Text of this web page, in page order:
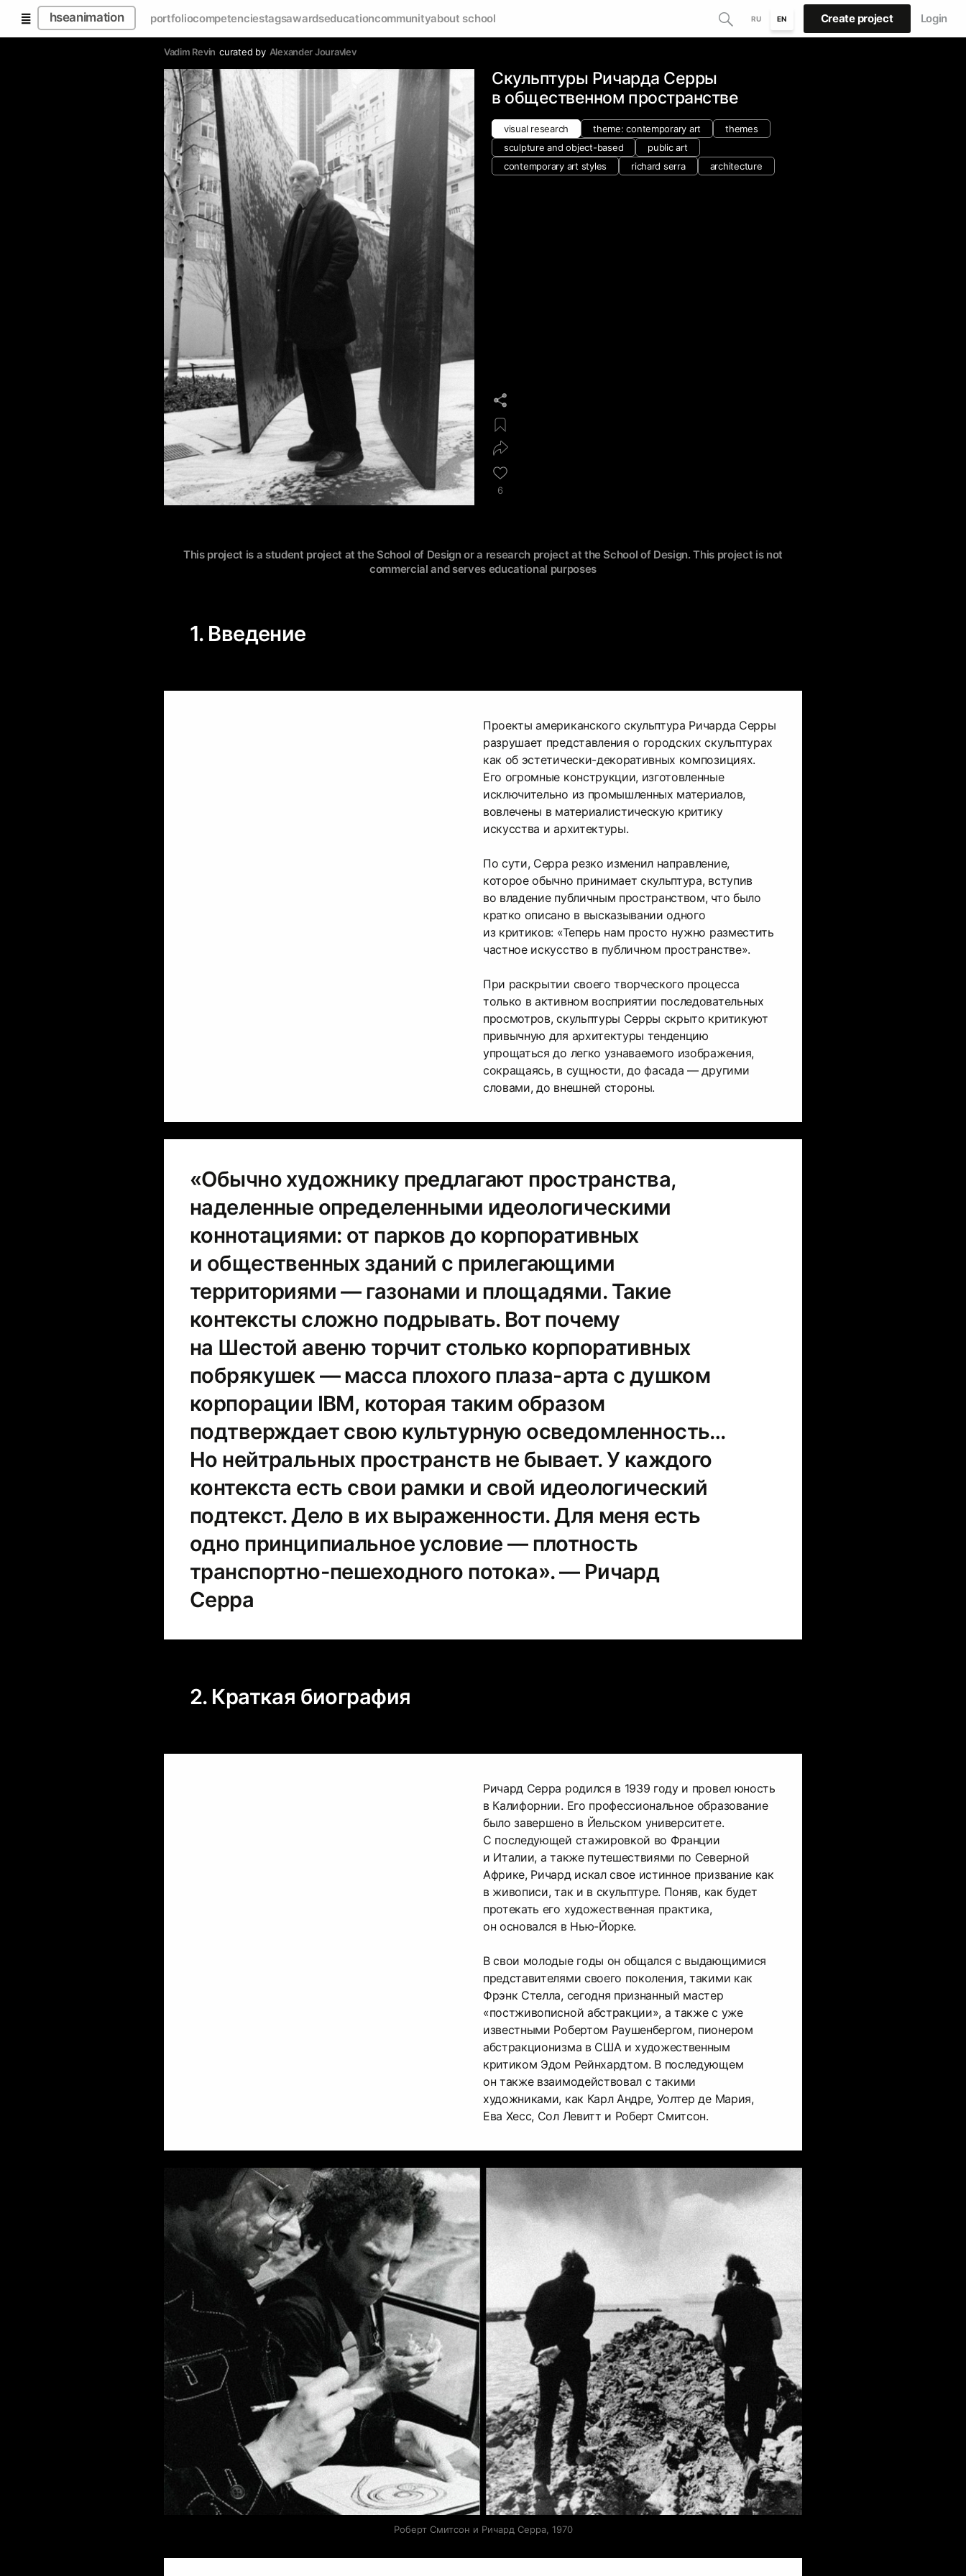
hseanimation portfoliocompetenciestagsawardseducationcommunityabout school RU EN Create project Login
Vadim Revin curated by Alexander Jouravlev
Скульптуры Ричарда Серры
в общественном пространстве
visual research theme: contemporary art
themes
sculpture and object-based
public art
contemporary art styles
richard serra architecture
6
This project is a student project at the School of Design or a research project at the School of Design. This project is not
commercial and serves educational purposes
1. Введение
Проекты американского скульптура Ричарда Серры
разрушает представления о городских скульптурах
как об эстетически-декоративных композициях.
Его огромные конструкции, изготовленные
исключительно из промышленных материалов,
вовлечены в материалистическую критику
искусства и архитектуры.
По сути, Серра резко изменил направление,
которое обычно принимает скульптура, вступив
во владение публичным пространством, что было
кратко описано в высказывании одного
из критиков: «Теперь нам просто нужно разместить
частное искусство в публичном пространстве».
При раскрытии своего творческого процесса
только в активном восприятии последовательных
просмотров, скульптуры Серры скрыто критикуют
привычную для архитектуры тенденцию
упрощаться до легко узнаваемого изображения,
сокращаясь, в сущности, до фасада — другими
словами, до внешней стороны.
«Обычно художнику предлагают пространства,
наделенные определенными идеологическими
коннотациями: от парков до корпоративных
и общественных зданий с прилегающими
территориями — газонами и площадями. Такие
контексты сложно подрывать. Вот почему
на Шестой авеню торчит столько корпоративных
побрякушек — масса плохого плаза-арта с душком
корпорации IBM, которая таким образом
подтверждает свою культурную осведомленность…
Но нейтральных пространств не бывает. У каждого
контекста есть свои рамки и свой идеологический
подтекст. Дело в их выраженности. Для меня есть
одно принципиальное условие — плотность
транспортно-пешеходного потока». — Ричард
Серра
2. Краткая биография
Ричард Серра родился в 1939 году и провел юность
в Калифорнии. Его профессиональное образование
было завершено в Йельском университете.
С последующей стажировкой во Франции
и Италии, а также путешествиями по Северной
Африке, Ричард искал свое истинное призвание как
в живописи, так и в скульптуре. Поняв, как будет
протекать его художественная практика,
он основался в Нью-Йорке.
В свои молодые годы он общался с выдающимися
представителями своего поколения, такими как
Фрэнк Стелла, сегодня признанный мастер
«постживописной абстракции», а также с уже
известными Робертом Раушенбергом, пионером
абстракционизма в США и художественным
критиком Эдом Рейнхардтом. В последующем
он также взаимодействовал с такими
художниками, как Карл Андре, Уолтер де Мария,
Ева Хесс, Сол Левитт и Роберт Смитсон.
Роберт Смитсон и Ричард Серра, 1970